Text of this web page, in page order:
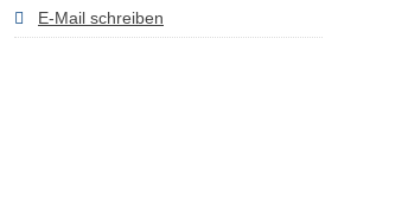
E-Mail schreiben